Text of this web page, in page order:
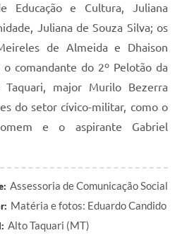
Educação e Cultura, Juliana
Juliana de Souza Silva; os
de Almeida e Dhaison
comandante do 2º Pelotão da
major Murilo Bezerra
do setor cívico-militar, como o
e o aspirante Gabriel
Assessoria de Comunicação Social
Matéria e fotos: Eduardo Candido
Alto Taquari (MT)